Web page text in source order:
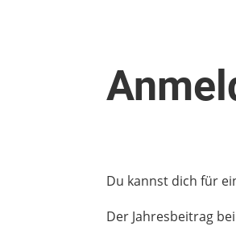
Du kannst dich für
Der Jahresbeitrag